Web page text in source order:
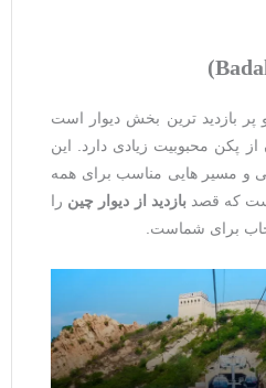
بازدید ترین بخش دیوار است
محبوبیت زیادی دارد. این
‌بانی و مسیر هایی مناسب برای همه
که قصدبازدید از دیوار چینرا
برای شماست.